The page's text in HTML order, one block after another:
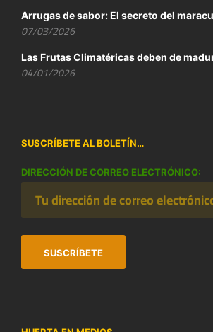
Arrugas de sabor: El secreto del
07/03/2026
Las Frutas Climatéricas deben de
04/01/2026
SUSCRÍBETE AL BOLETÍN…
DIRECCIÓN DE CORREO ELECTRÓNICO: